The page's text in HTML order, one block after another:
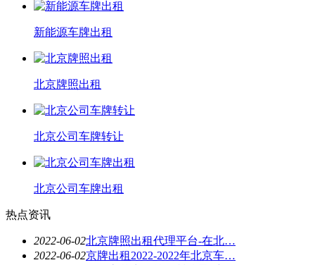
新能源车牌出租
北京牌照出租
北京公司车牌转让
北京公司车牌出租
热点资讯
2022-06-02北京牌照出租代理平台-在北…
2022-06-02京牌出租2022-2022年北京车…